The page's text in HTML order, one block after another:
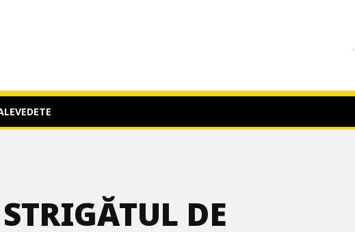
VEDETE
DE